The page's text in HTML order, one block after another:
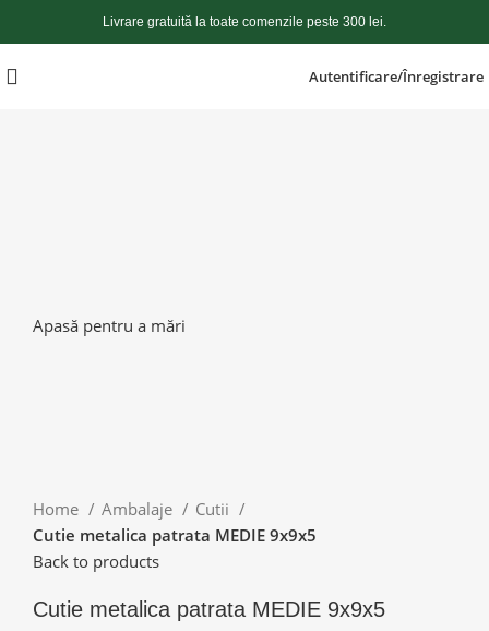
Livrare gratuită la toate comenzile peste 300 lei.
Autentificare/Înregistrare
Apasă pentru a mări
Home Ambalaje
Cutii
Cutie metalica patrata MEDIE 9x9x5
Back to products
Cutie metalica patrata MEDIE 9x9x5